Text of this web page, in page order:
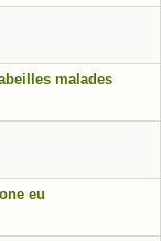
malades
eu